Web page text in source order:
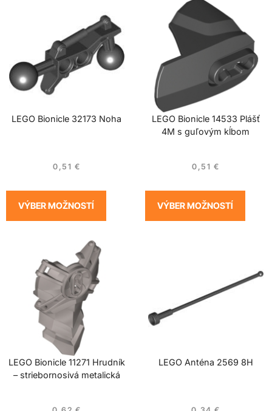
LEGO Bionicle 32173 Noha
0,51 €
VÝBER MOŽNOSTÍ
LEGO Bionicle 14533 Plášť
4M s guľovým kĺbom
0,51 €
VÝBER MOŽNOSTÍ
LEGO Bionicle 11271 Hrudník
– striebornosivá metalická
LEGO Anténa 2569 8H